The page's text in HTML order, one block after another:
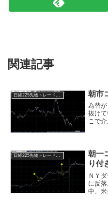
関連記事
朝市
為替
抜け
こで
況が
朝一
り付
ＮＹ
に反
中、